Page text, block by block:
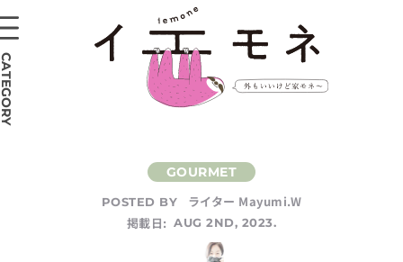
POSTED BY
ライター Mayumi.W
掲載日: AUG 2ND, 2023.